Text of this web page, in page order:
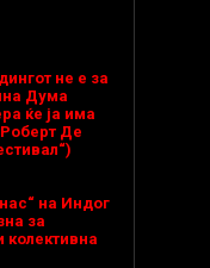
не е за
Дума
ќе ја има
Де
на Индог
за
колективна